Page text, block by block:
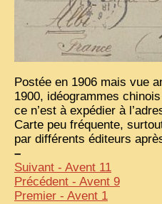
Postée en 1906 mais vue
1900, idéogrammes
ce n’est à expédier à
Carte peu fréquente,
par différents éditeurs
–
Suivant - Avent 11
Précédent - Avent 9
Premier - Avent 1